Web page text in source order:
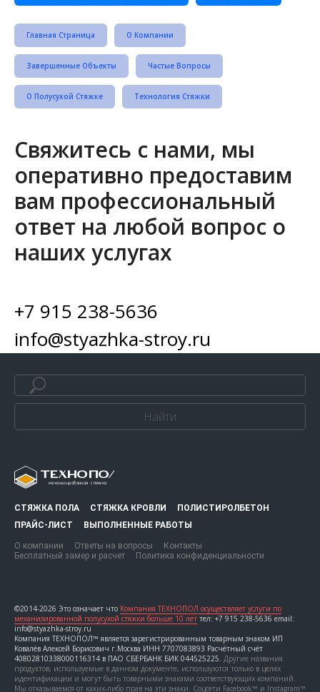
Главная Страница О Компании
Завершенные Объекты Частые Вопросы
О Полусухой Стяжке Технология Стяжки
Свяжитесь с нами, мы
оперативно предоставим
вам профессиональный
ответ на любой вопрос о
наших услугах
+7 915 238-5636
info@styazhka-stroy.ru
Найти
СТЯЖКА ПОЛА СТЯЖКА КРОВЛИ
ПОЛИСТИРОЛБЕТОН
ПРАЙС-ЛИСТ
ВЫПОЛНЕННЫЕ РАБОТЫ
О компании Ответы на вопросы
Контакты
Бесплатный замер и расчет
Политика конфиденциальности
©2014-2026 Это означает что Компания ТЕХНОПОЛ осуществляет услуги по
механизированной полусухой стяжки больше 10 лет тел: +7 915 238-5636 email:
info@styazhka-stroy.ru
Компания ТЕХНОПОЛ™ является зарегистрированным товарным знаком ИП
Ковалёв Алексей Борисович г.Москва ИНН 7707083893 Расчётный счёт
40802810338000116314 в ПАО СБЕРБАНК БИК 044525225. Другие названия
продуктов, используемые в данном документе, используются только в целях
идентификации и могут быть товарными знаками соответствующих компаний.
Мы отказываемся от каких-либо прав на эти знаки. Соцсети Facebook™ и Instagram™